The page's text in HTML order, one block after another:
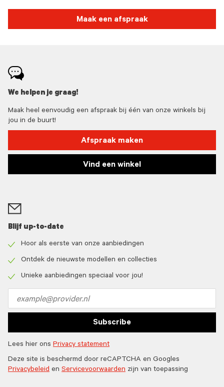
Maak een afspraak
We helpen je graag!
Maak heel eenvoudig een afspraak bij één van onze winkels bij
jou in de buurt!
Afspraak maken
Vind een winkel
Blijf up-to-date
icon
Hoor als eerste van onze aanbiedingen
icon
Ontdek de nieuwste modellen en collecties
Unieke aanbiedingen speciaal voor jou!
address
Subscribe
Lees hier ons Privacy statement
Deze site is beschermd door reCAPTCHA en Googles
Privacybeleid en Servicevoorwaarden zijn van toepassing